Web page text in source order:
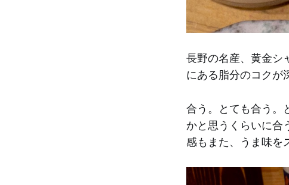
長野の名産、黄金シ
にある脂分のコクが
合う。とても合う。
かと思うくらいに合
感もまた、うま味を